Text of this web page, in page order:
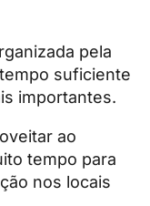
pela
suficiente
importantes.
ao
tempo para
nos locais